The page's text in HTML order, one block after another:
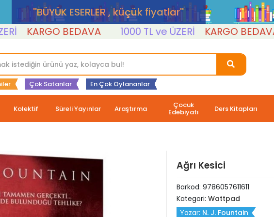
''BÜYÜK ESERLER , küçük fiyatlar''
KARGO BEDAVA 1000 TL ve ÜZERİ KARGO BEDAVA
Çok Satanlar En Çok Oylananlar
Kolektif Süreli Yayınlar Araştırma Çocuk
Edebiyatı Ders Kitapları
Ağrı Kesici
Barkod: 9786057611611
Kategori: Wattpad
Yazar: N. J. Fountain